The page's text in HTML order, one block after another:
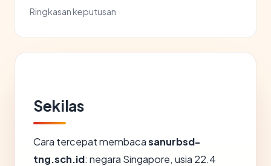
Ringkasan keputusan
Sekilas
Cara tercepat membacasanurbsd-
tng.sch.id: negara Singapore, usia 22.4